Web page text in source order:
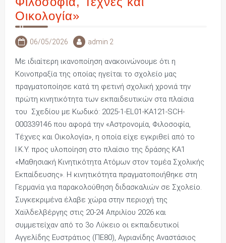
Οικολογία»
06/05/2026 admin 2
Με ιδιαίτερη ικανοποίηση ανακοινώνουμε ότι η
Κοινοπραξία της οποίας ηγείται το σχολείο μας
πραγματοποίησε κατά τη φετινή σχολική χρονιά την
πρώτη κινητικότητα των εκπαιδευτικών στα πλαίσια
του Σχεδίου με Κωδικό: 2025-1-EL01-KA121-SCH-
000339146 που αφορά την «Αστρονομία, Φιλοσοφία,
Τέχνες και Οικολογία», η οποία είχε εγκριθεί από το
Ι.Κ.Υ. προς υλοποίηση στο πλαίσιο της δράσης ΚΑ1
«Μαθησιακή Κινητικότητα Ατόμων στον τομέα Σχολικής
Εκπαίδευσης». Η κινητικότητα πραγματοποιήθηκε στη
Γερμανία για παρακολούθηση διδασκαλιών σε Σχολείο.
Συγκεκριμένα έλαβε χώρα στην περιοχή της
Χαϊλδελβέργης στις 20-24 Απριλίου 2026 και
συμμετείχαν από το 3ο Λύκειο οι εκπαιδευτικοί
Αγγελίδης Ευστράτιος (ΠΕ80), Αγριανίδης Αναστάσιος